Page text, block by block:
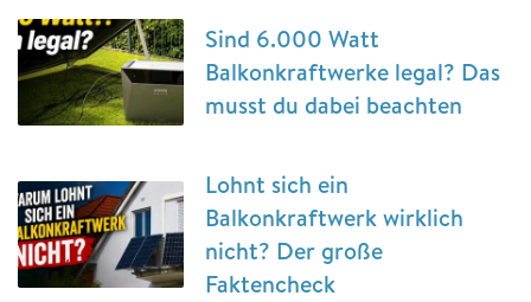
Sind 6.000 Watt
Balkonkraftwerke legal? Das
musst du dabei beachten
Lohnt sich ein
Balkonkraftwerk wirklich
nicht? Der große
Faktencheck